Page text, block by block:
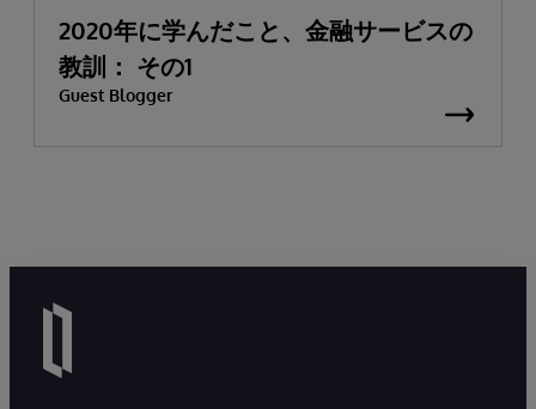
2020年に学んだこと、金融サービスの
教訓： その1
Guest Blogger